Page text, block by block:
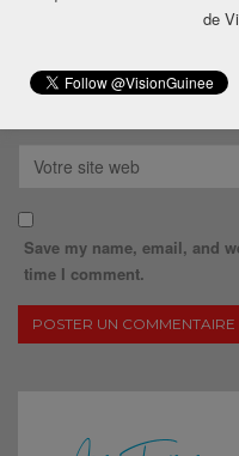
Save my name, email, and
time I comment.
de